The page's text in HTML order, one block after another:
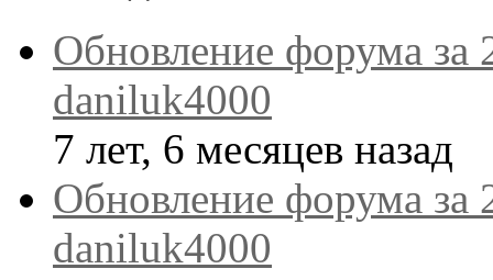
Обновление форума за
daniluk4000
7 лет, 6 месяцев назад
Обновление форума за
daniluk4000